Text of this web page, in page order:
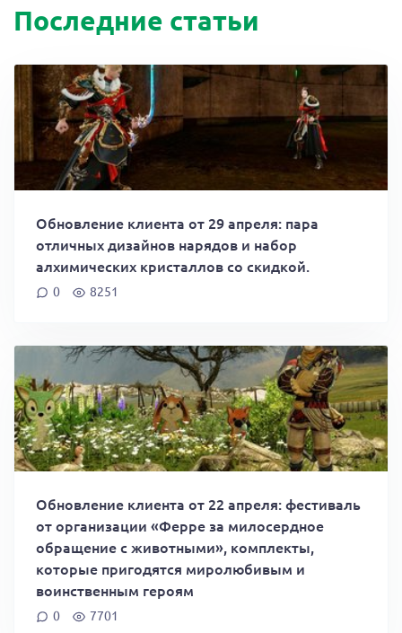
Последние статьи
Обновление клиента от 29 апреля: пара
отличных дизайнов нарядов и набор
алхимических кристаллов со скидкой.
0 8251
Обновление клиента от 22 апреля: фестиваль
от организации «Ферре за милосердное
обращение с животными», комплекты,
которые пригодятся миролюбивым и
воинственным героям
0 7701